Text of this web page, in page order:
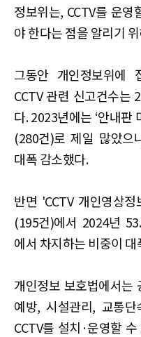
정보위는, CCTV를 운
야 한다는 점을 알리기
그동안 개인정보위에
CCTV 관련 신고건수는
다. 2023년에는 ‘안내판
(280건)로 제일 많았으
대폭 감소했다.
반면 'CCTV 개인영상
(195건)에서 2024년
에서 차지하는 비중이 대
개인정보 보호법에서는
예방, 시설관리, 교통
CCTV를 설치·운영할